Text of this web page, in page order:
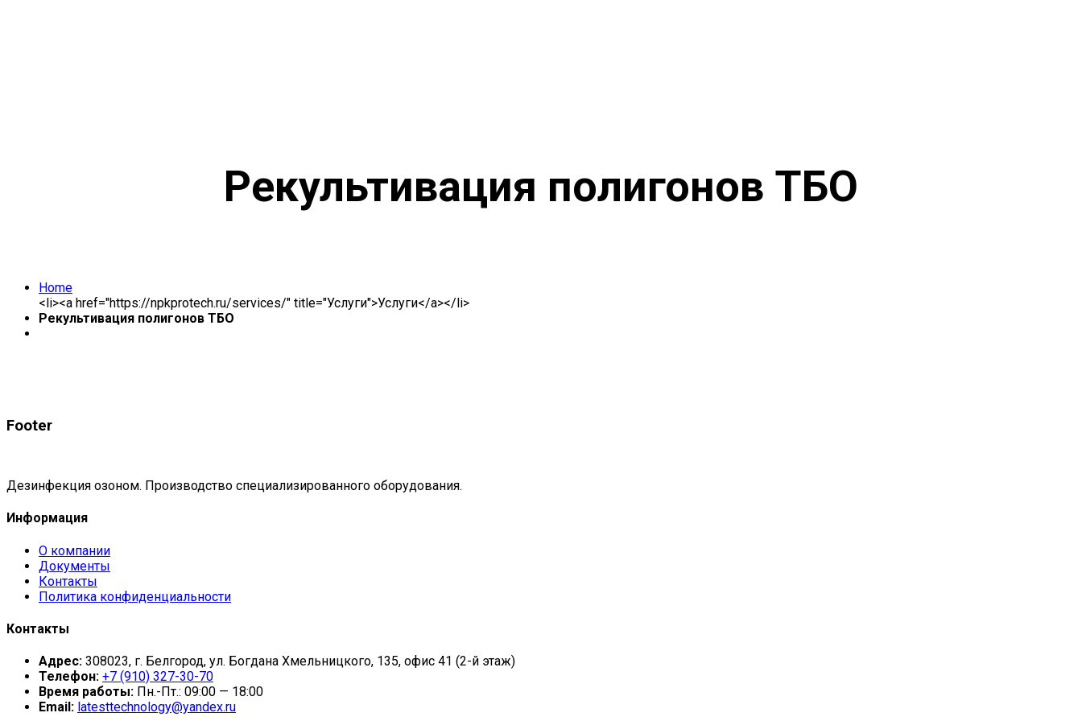
Рекультивация полигонов ТБО
Home
<li><a href="https://npkprotech.ru/services/" title="Услуги">Услуги</a></li>
Рекультивация полигонов ТБО
Footer
Дезинфекция озоном. Производство специализированного оборудования.
Информация
О компании
Документы
Контакты
Политика конфиденциальности
Контакты
Адрес: 308023, г. Белгород, ул. Богдана Хмельницкого, 135, офис 41 (2-й этаж)
Телефон: +7 (910) 327-30-70
Время работы: Пн.-Пт.: 09:00 — 18:00
Email: latesttechnology@yandex.ru